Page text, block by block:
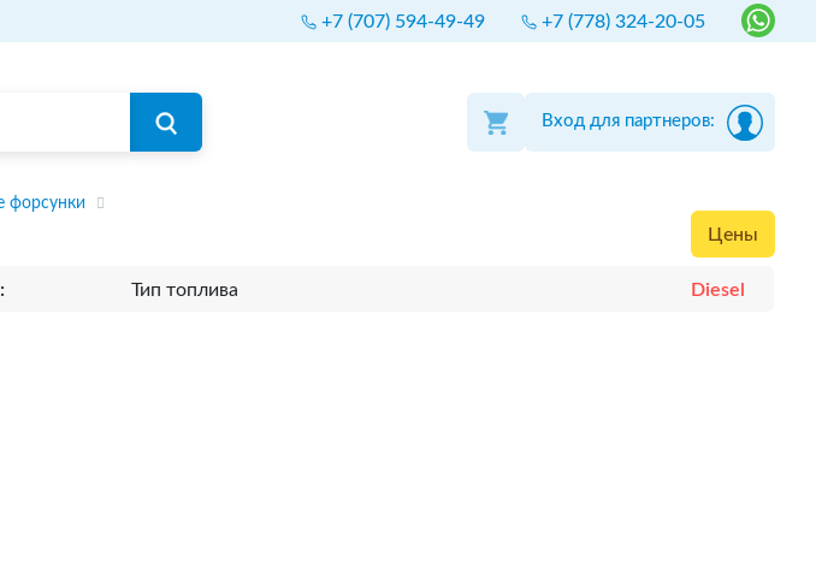
+7 (707) 594-49-49 +7 (778) 324-20-05
Вход для партнеров:
форсунки
Цены
Тип топлива Diesel